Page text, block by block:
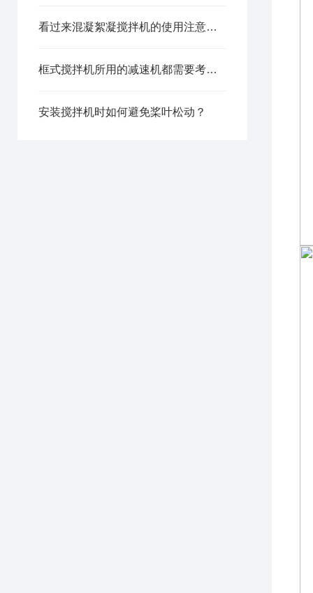
看过来混凝絮凝搅拌机的使用注意事项分享
框式搅拌机所用的减速机都需要考虑哪些因素？
安装搅拌机时如何避免桨叶松动？